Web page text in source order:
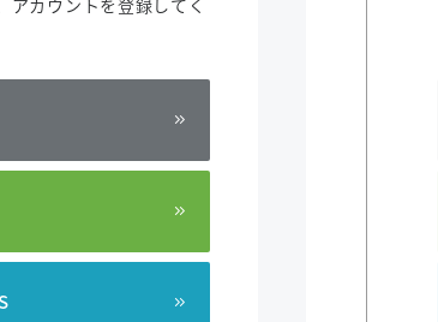
アカウントを登録してく